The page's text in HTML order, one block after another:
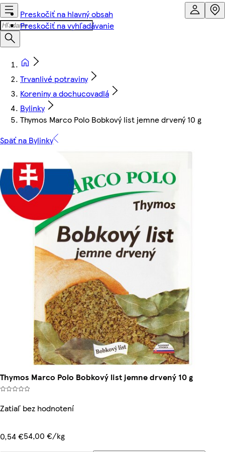
Preskočiť na hlavný obsah
Preskočiť na vyhľadávanie
Trvanlivé potraviny
Koreniny a dochucovadlá
Bylinky
Thymos Marco Polo Bobkový list jemne drvený 10 g
Späť na Bylinky
Thymos Marco Polo Bobkový list jemne drvený 10 g
Zatiaľ bez hodnotení
0,54 €54,00 €/kg